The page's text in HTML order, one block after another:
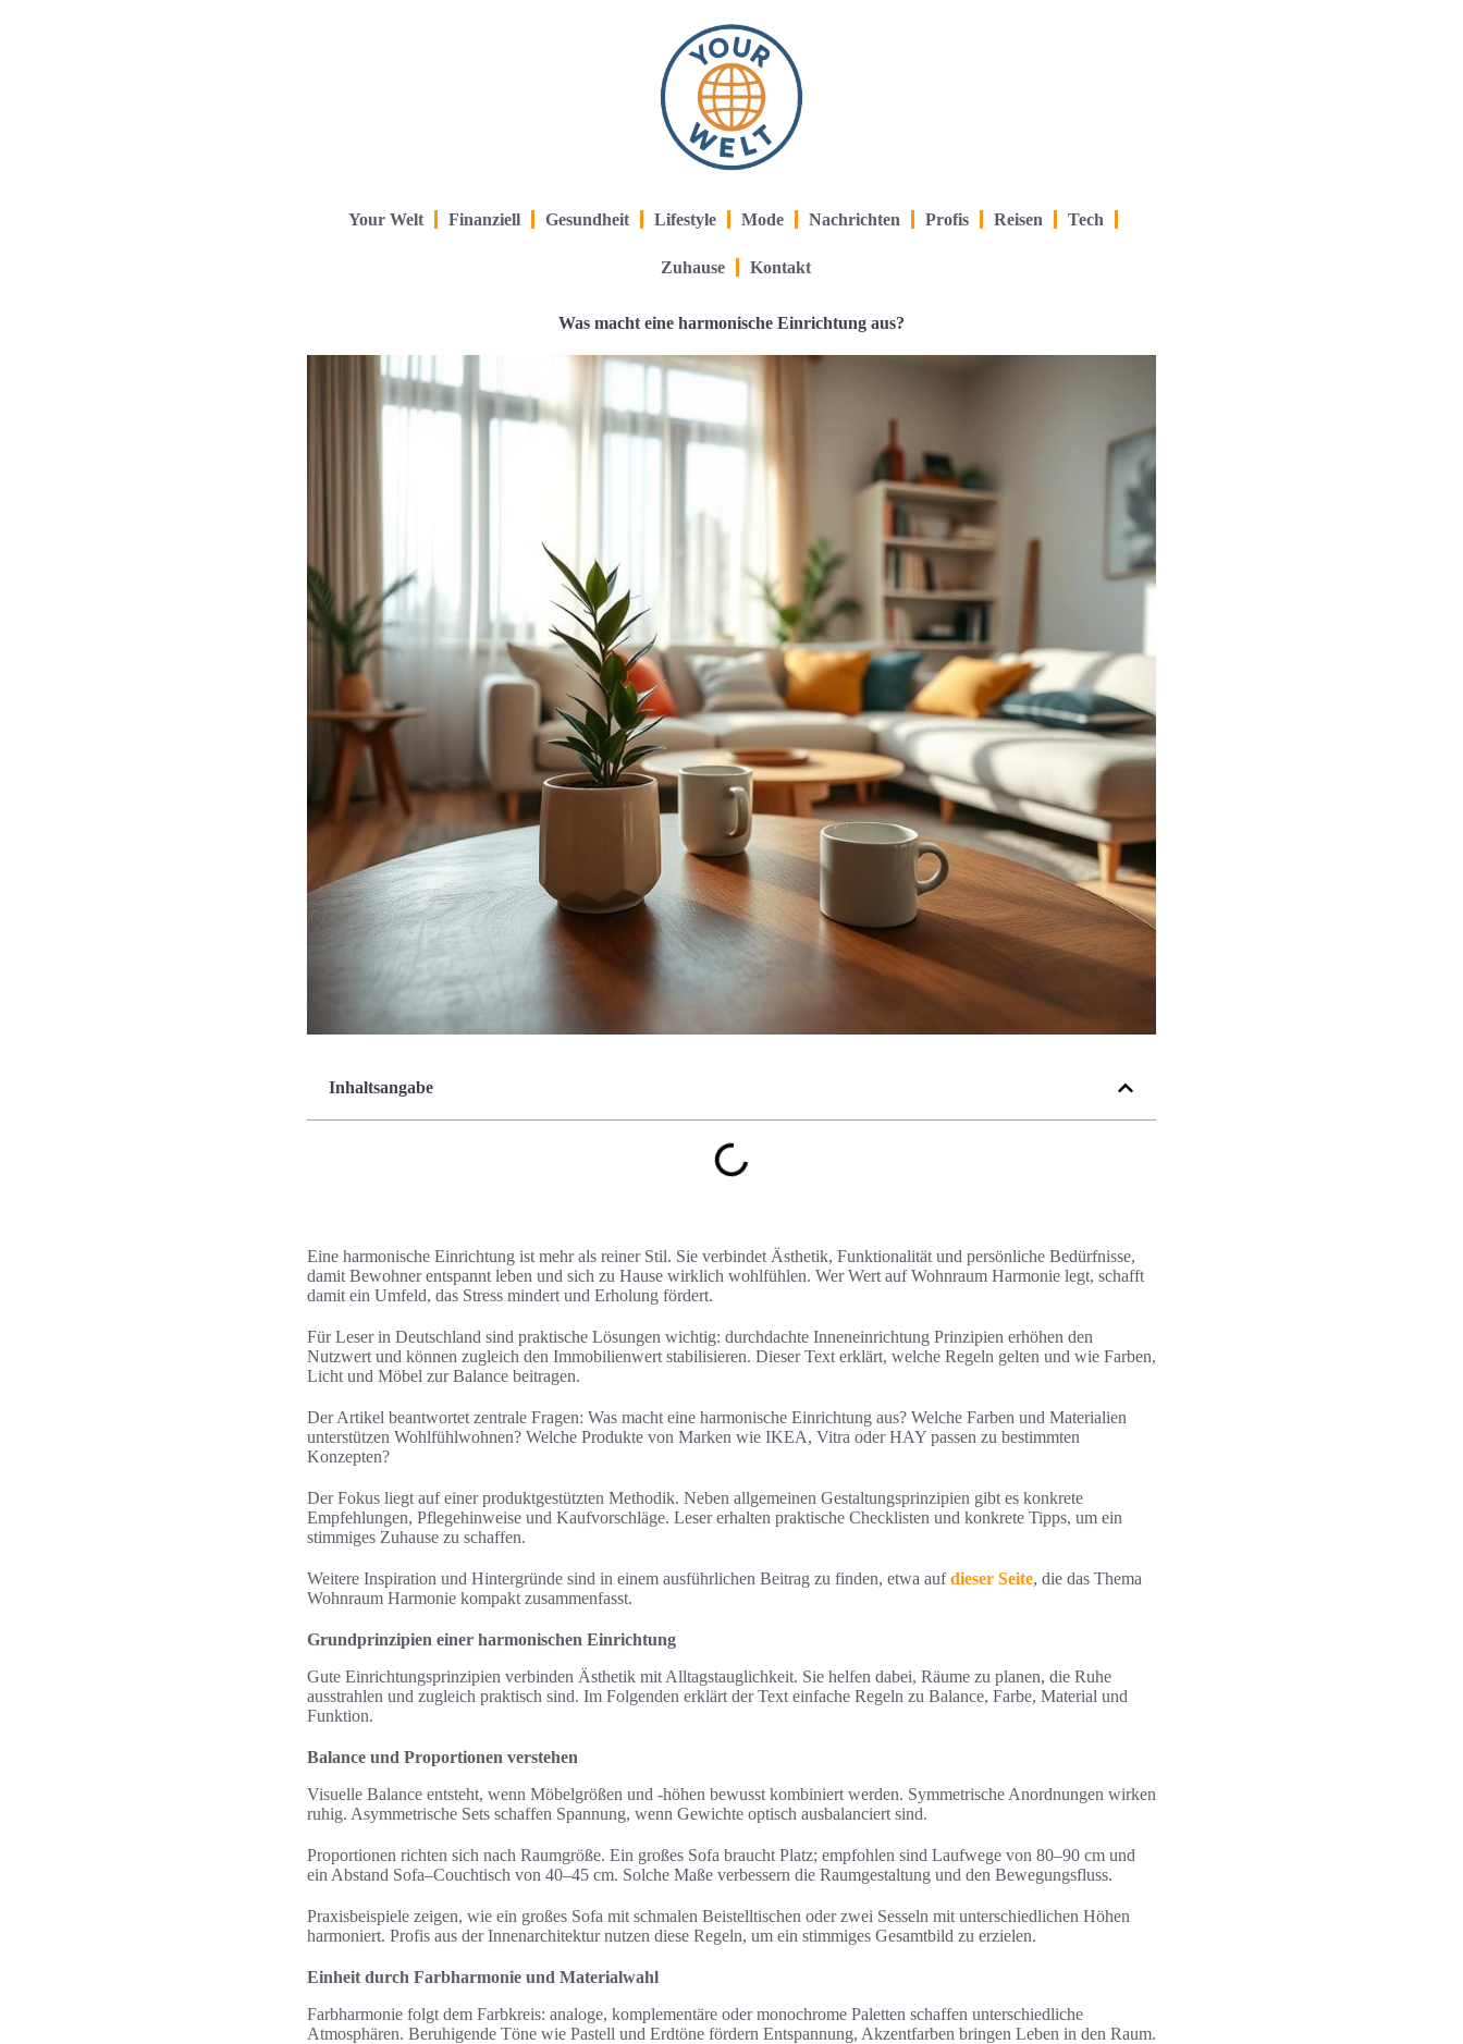
Your Welt Finanziell Gesundheit Lifestyle Mode Nachrichten Profis Reisen Tech
Zuhause Kontakt
Was macht eine harmonische Einrichtung aus?
Inhaltsangabe
Eine harmonische Einrichtung ist mehr als reiner Stil. Sie verbindet Ästhetik, Funktionalität und persönliche Bedürfnisse,
damit Bewohner entspannt leben und sich zu Hause wirklich wohlfühlen. Wer Wert auf Wohnraum Harmonie legt, schafft
damit ein Umfeld, das Stress mindert und Erholung fördert.
Für Leser in Deutschland sind praktische Lösungen wichtig: durchdachte Inneneinrichtung Prinzipien erhöhen den
Nutzwert und können zugleich den Immobilienwert stabilisieren. Dieser Text erklärt, welche Regeln gelten und wie Farben,
Licht und Möbel zur Balance beitragen.
Der Artikel beantwortet zentrale Fragen: Was macht eine harmonische Einrichtung aus? Welche Farben und Materialien
unterstützen Wohlfühlwohnen? Welche Produkte von Marken wie IKEA, Vitra oder HAY passen zu bestimmten
Konzepten?
Der Fokus liegt auf einer produktgestützten Methodik. Neben allgemeinen Gestaltungsprinzipien gibt es konkrete
Empfehlungen, Pflegehinweise und Kaufvorschläge. Leser erhalten praktische Checklisten und konkrete Tipps, um ein
stimmiges Zuhause zu schaffen.
Weitere Inspiration und Hintergründe sind in einem ausführlichen Beitrag zu finden, etwa aufdieser Seite, die das Thema
Wohnraum Harmonie kompakt zusammenfasst.
Grundprinzipien einer harmonischen Einrichtung
Gute Einrichtungsprinzipien verbinden Ästhetik mit Alltagstauglichkeit. Sie helfen dabei, Räume zu planen, die Ruhe
ausstrahlen und zugleich praktisch sind. Im Folgenden erklärt der Text einfache Regeln zu Balance, Farbe, Material und
Funktion.
Balance und Proportionen verstehen
Visuelle Balance entsteht, wenn Möbelgrößen und -höhen bewusst kombiniert werden. Symmetrische Anordnungen wirken
ruhig. Asymmetrische Sets schaffen Spannung, wenn Gewichte optisch ausbalanciert sind.
Proportionen richten sich nach Raumgröße. Ein großes Sofa braucht Platz; empfohlen sind Laufwege von 80–90 cm und
ein Abstand Sofa–Couchtisch von 40–45 cm. Solche Maße verbessern die Raumgestaltung und den Bewegungsfluss.
Praxisbeispiele zeigen, wie ein großes Sofa mit schmalen Beistelltischen oder zwei Sesseln mit unterschiedlichen Höhen
harmoniert. Profis aus der Innenarchitektur nutzen diese Regeln, um ein stimmiges Gesamtbild zu erzielen.
Einheit durch Farbharmonie und Materialwahl
Farbharmonie folgt dem Farbkreis: analoge, komplementäre oder monochrome Paletten schaffen unterschiedliche
Atmosphären. Beruhigende Töne wie Pastell und Erdtöne fördern Entspannung, Akzentfarben bringen Leben in den Raum.